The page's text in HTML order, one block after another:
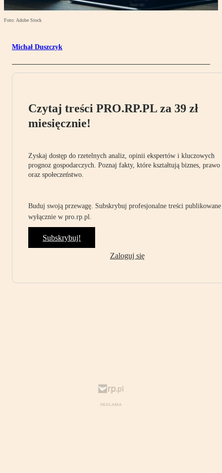
Foto: Adobe Stock
Michał Duszczyk
Czytaj treści PRO.RP.PL za 39 zł
miesięcznie!
Zyskaj dostęp do rzetelnych analiz, opinii ekspertów i kluczowych
prognoz gospodarczych. Poznaj fakty, które kształtują biznes, prawo
oraz społeczeństwo.
Buduj swoją przewagę. Subskrybuj profesjonalne treści publikowane
wyłącznie w pro.rp.pl.
Subskrybuj!
Zaloguj się